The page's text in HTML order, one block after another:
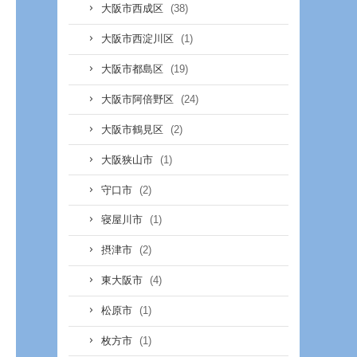
大阪市西成区 (38)
大阪市西淀川区 (1)
大阪市都島区 (19)
大阪市阿倍野区 (24)
大阪市鶴見区 (2)
大阪狭山市 (1)
守口市 (2)
寝屋川市 (1)
摂津市 (2)
東大阪市 (4)
松原市 (1)
枚方市 (1)